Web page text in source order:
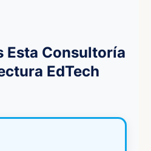
Esta Consultoría
EdTech